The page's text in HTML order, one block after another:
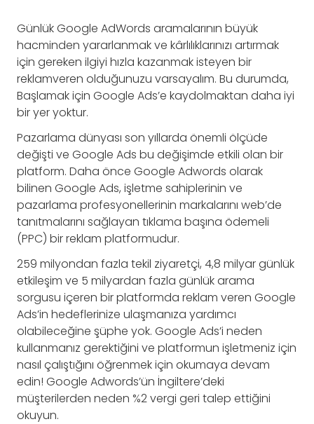
Günlük Google AdWords aramalarının büyük
hacminden yararlanmak ve kârlılıklarınızı artırmak
için gereken ilgiyi hızla kazanmak isteyen bir
reklamveren olduğunuzu varsayalım. Bu durumda,
Başlamak için Google Ads’e kaydolmaktan daha iyi
bir yer yoktur.
Pazarlama dünyası son yıllarda önemli ölçüde
değişti ve Google Ads bu değişimde etkili olan bir
platform. Daha önce Google Adwords olarak
bilinen Google Ads, işletme sahiplerinin ve
pazarlama profesyonellerinin markalarını web’de
tanıtmalarını sağlayan tıklama başına ödemeli
(PPC) bir reklam platformudur.
259 milyondan fazla tekil ziyaretçi, 4,8 milyar günlük
etkileşim ve 5 milyardan fazla günlük arama
sorgusu içeren bir platformda reklam veren Google
Ads’in hedeflerinize ulaşmanıza yardımcı
olabileceğine şüphe yok. Google Ads’i neden
kullanmanız gerektiğini ve platformun işletmeniz için
nasıl çalıştığını öğrenmek için okumaya devam
edin! Google Adwords’ün İngiltere’deki
müşterilerden neden %2 vergi geri talep ettiğini
okuyun.